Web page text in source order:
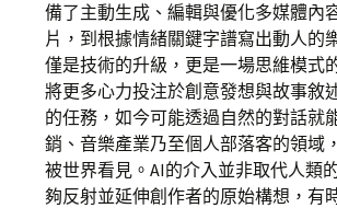
備了主動生成、編輯與優化多媒體內
片，到根據情緒關鍵字譜寫出動人的
僅是技術的升級，更是一場思維模式
將更多心力投注於創意發想與故事敘
的任務，如今可能透過自然的對話就
銷、音樂產業乃至個人部落客的領域
被世界看見。AI的介入並非取代人類
夠反射並延伸創作者的原始構想，有